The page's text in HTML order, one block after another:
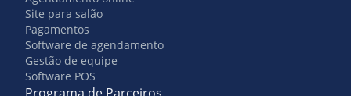
Site para salão
Pagamentos
Software de agendamento
Gestão de equipe
Software POS